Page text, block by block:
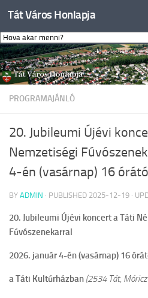
Skip to content
Tát Város Honlapja
PROGRAMAJÁNLÓ
20. Jubileumi Újévi
Nemzetiségi
4-én (vasárnap) 16
BY ADMIN · PUBLISHED 2025-12-19 ·
20. Jubileumi Újévi koncert a Táti
Fúvószenekarral
2026. január 4-én (vasárnap) 16
aTáti Kultúrházban (2534 Tát,